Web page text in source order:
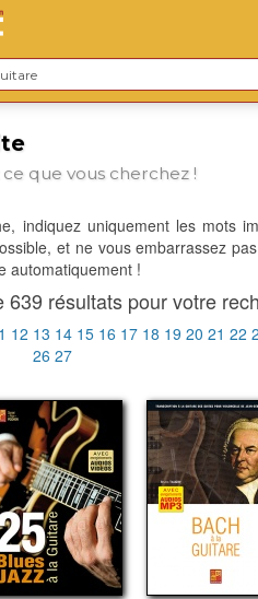
que vous cherchez !
indiquez uniquement les mots
et ne vous embarrassez
automatiquement !
639 résultats pour votre
12 13 14 15 16 17 18 19 20 21 22
26 27